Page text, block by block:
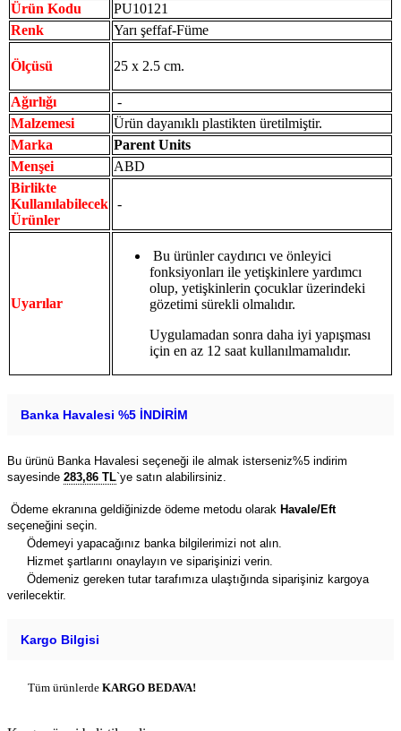
Ürün Kodu
PU10121
Renk
Yarı şeffaf-Füme
Ölçüsü 25 x 2.5 cm.
Ağırlığı
-
Malzemesi
Ürün dayanıklı plastikten üretilmiştir.
Marka
Parent Units
Menşei
ABD
Birlikte
Kullanılabilecek
Ürünler
-
Uyarılar
Bu ürünler caydırıcı ve önleyici
fonksiyonları ile yetişkinlere yardımcı
olup, yetişkinlerin çocuklar üzerindeki
gözetimi sürekli olmalıdır.
Uygulamadan sonra daha iyi yapışması
için en az 12 saat kullanılmamalıdır.
Banka Havalesi %5 İNDİRİM
Bu ürünü Banka Havalesi seçeneği ile almak isterseniz%5 indirim
sayesinde 283,86 TL`ye satın alabilirsiniz.
Ödeme ekranına geldiğinizde ödeme metodu olarak Havale/Eft
seçeneğini seçin.
Ödemeyi yapacağınız banka bilgilerimizi not alın.
Hizmet şartlarını onaylayın ve siparişinizi verin.
Ödemeniz gereken tutar tarafımıza ulaştığında siparişiniz kargoya
verilecektir.
Kargo Bilgisi
Tüm ürünlerde KARGO BEDAVA!